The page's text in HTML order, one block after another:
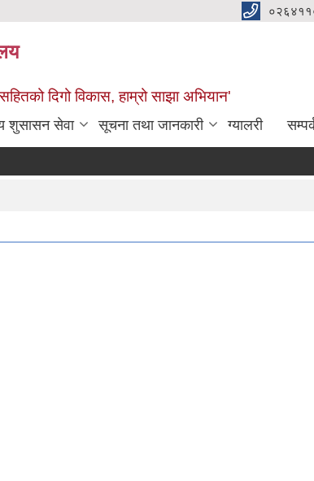
दिगो विकास, हाम्रो साझा अभियान'
शुसासन सेवा सूचना तथा जानकारी ग्यालरी